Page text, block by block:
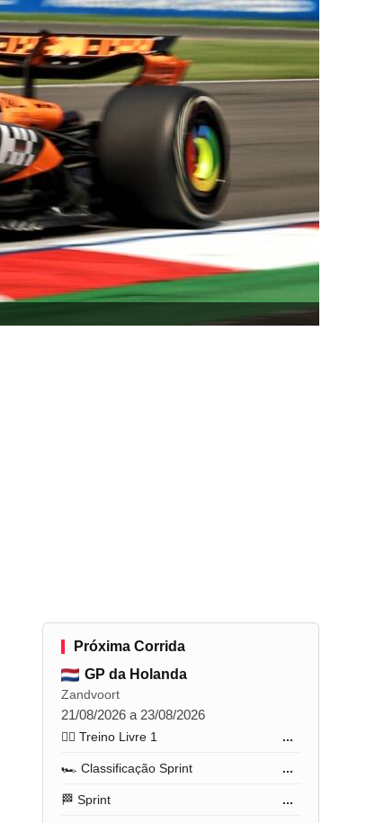
Próxima Corrida
GP da Holanda
Zandvoort
21/08/2026 a 23/08/2026
🏋️‍♂️ Treino Livre 1 ...
🏎️ Classificação Sprint ...
🏁 Sprint ...